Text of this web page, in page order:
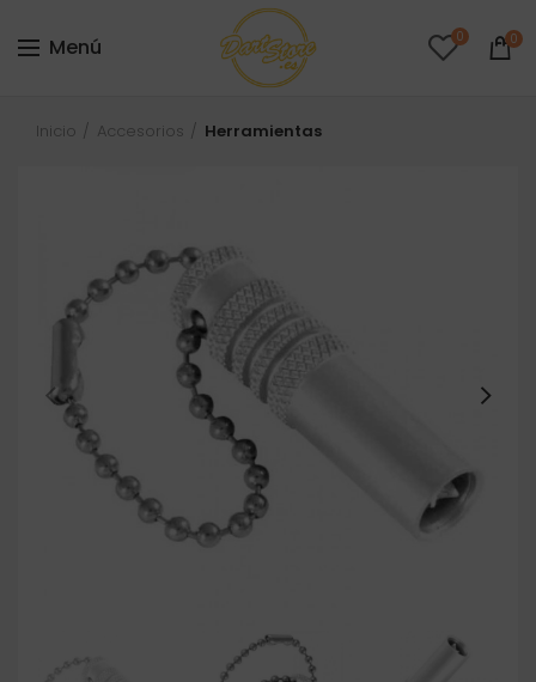
Menú 0 0
Inicio Accesorios Herramientas